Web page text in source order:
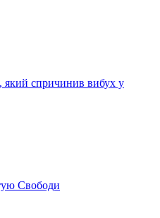
який спричинив вибух у
Свободи